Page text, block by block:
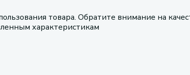
товара. Обратите внимание на
характеристикам